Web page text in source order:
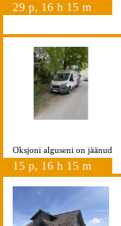
29 p, 16 h 15 m
Oksjoni alguseni on jäänud
15 p, 16 h 15 m